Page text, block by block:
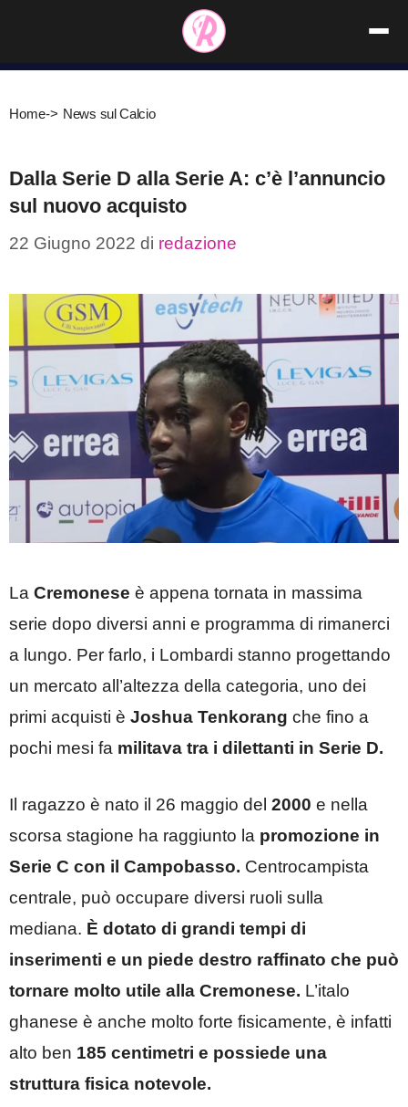
contenuto
Home-> News sul Calcio
Dalla Serie D alla Serie A: c’è l’annuncio
sul nuovo acquisto
22 Giugno 2022 di redazione
La Cremonese è appena tornata in massima
serie dopo diversi anni e programma di rimanerci
a lungo. Per farlo, i Lombardi stanno progettando
un mercato all’altezza della categoria, uno dei
primi acquisti è Joshua Tenkorang che fino a
pochi mesi fa militava tra i dilettanti in Serie D.
Il ragazzo è nato il 26 maggio del 2000 e nella
scorsa stagione ha raggiunto la promozione in
Serie C con il Campobasso. Centrocampista
centrale, può occupare diversi ruoli sulla
mediana. È dotato di grandi tempi di
inserimenti e un piede destro raffinato che può
tornare molto utile alla Cremonese. L’italo
ghanese è anche molto forte fisicamente, è infatti
alto ben 185 centimetri e possiede una
struttura fisica notevole.